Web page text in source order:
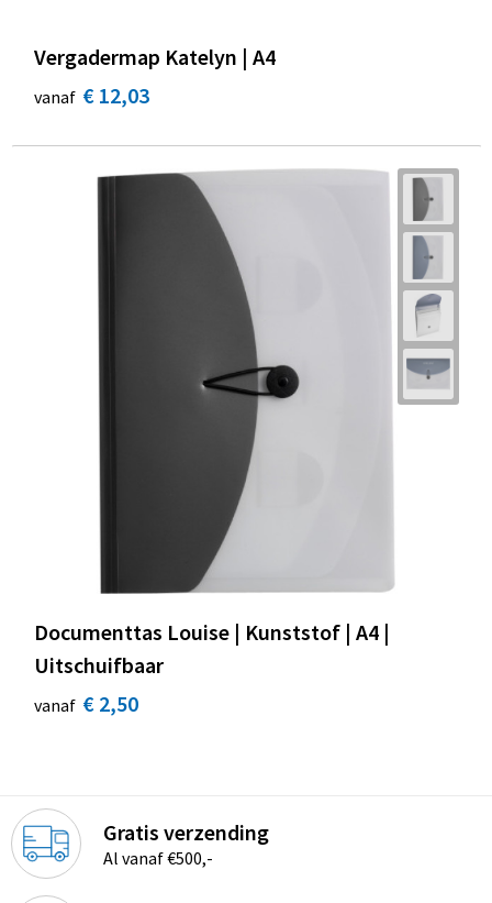
Vergadermap Katelyn | A4
vanaf € 12,03
Documenttas Louise | Kunststof | A4 |
Uitschuifbaar
vanaf € 2,50
Gratis verzending
Al vanaf €500,-